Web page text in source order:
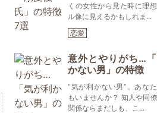
くの女性から見た時に理
ル像に見えるかもしれま...
恋愛
意外とやりがち…
かない男」の特徴
“気が利かない男”。あな
もいませんか？ 知人や同
関係ならまだしも、こ...